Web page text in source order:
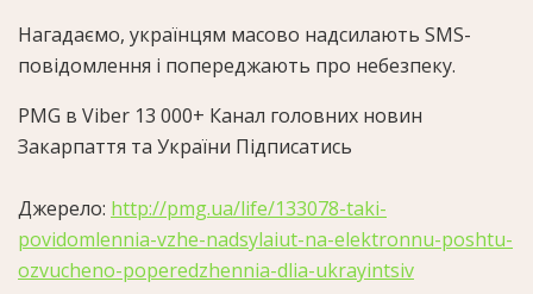
Нагадаємо, українцям масово надсилають SMS-
повідомлення і попереджають про небезпеку.
PMG в Viber 13 000+ Канал головних новин
Закарпаття та України Підписатись
Джерело: http://pmg.ua/life/133078-taki-
povidomlennia-vzhe-nadsylaiut-na-elektronnu-poshtu-
ozvucheno-poperedzhennia-dlia-ukrayintsiv